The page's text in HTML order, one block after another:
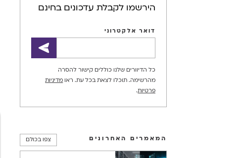
הירשמו לקבלת עדכונים בחינם
דואר אלקטרוני
כל הדיוורים שלנו כוללים קישור להסרה
מהרשימה. תוכלו לצאת בכל עת. ראו מדיניות
פרטיות.
המאמרים האחרונים צפו בכולם